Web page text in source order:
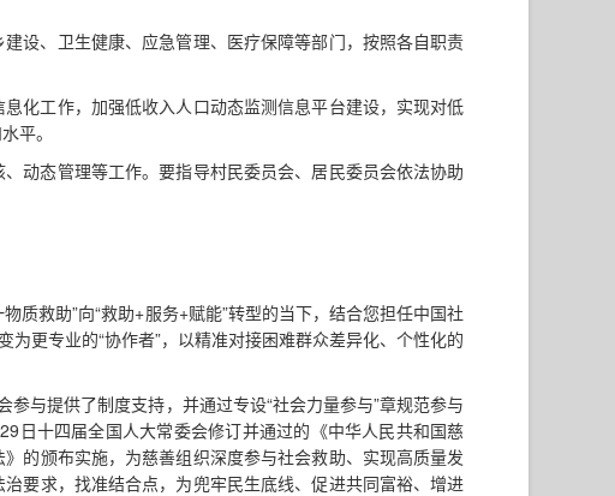
设、卫生健康、应急管理、医疗保障等部门，按照各自职责
化工作，加强低收入人口动态监测信息平台建设，实现对低
平。
动态管理等工作。要指导村民委员会、居民委员会依法协助
质救助”向“救助+服务+赋能”转型的当下，结合您担任中国社
更专业的“协作者”，以精准对接困难群众差异化、个性化的
与提供了制度支持，并通过专设“社会力量参与”章规范参与
日十四届全国人大常委会修订并通过的《中华人民共和国慈
的颁布实施，为慈善组织深度参与社会救助、实现高质量发
要求，找准结合点，为兜牢民生底线、促进共同富裕、增进